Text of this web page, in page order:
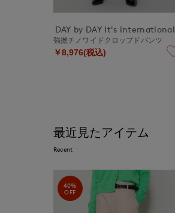
DAY by DAY It's international
強撚チノワイドクロップドパンツ
￥8,976(税込)
最近見たアイテム
Recent
40%
OFF